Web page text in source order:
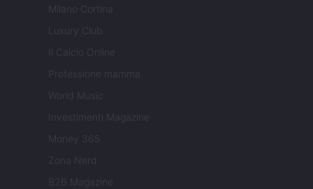
Milano Cortina
Luxury Club
Il Calcio Online
Professione mamma
World Music
Investimenti Magazine
Money 365
Zona Nerd
B2B Magazine